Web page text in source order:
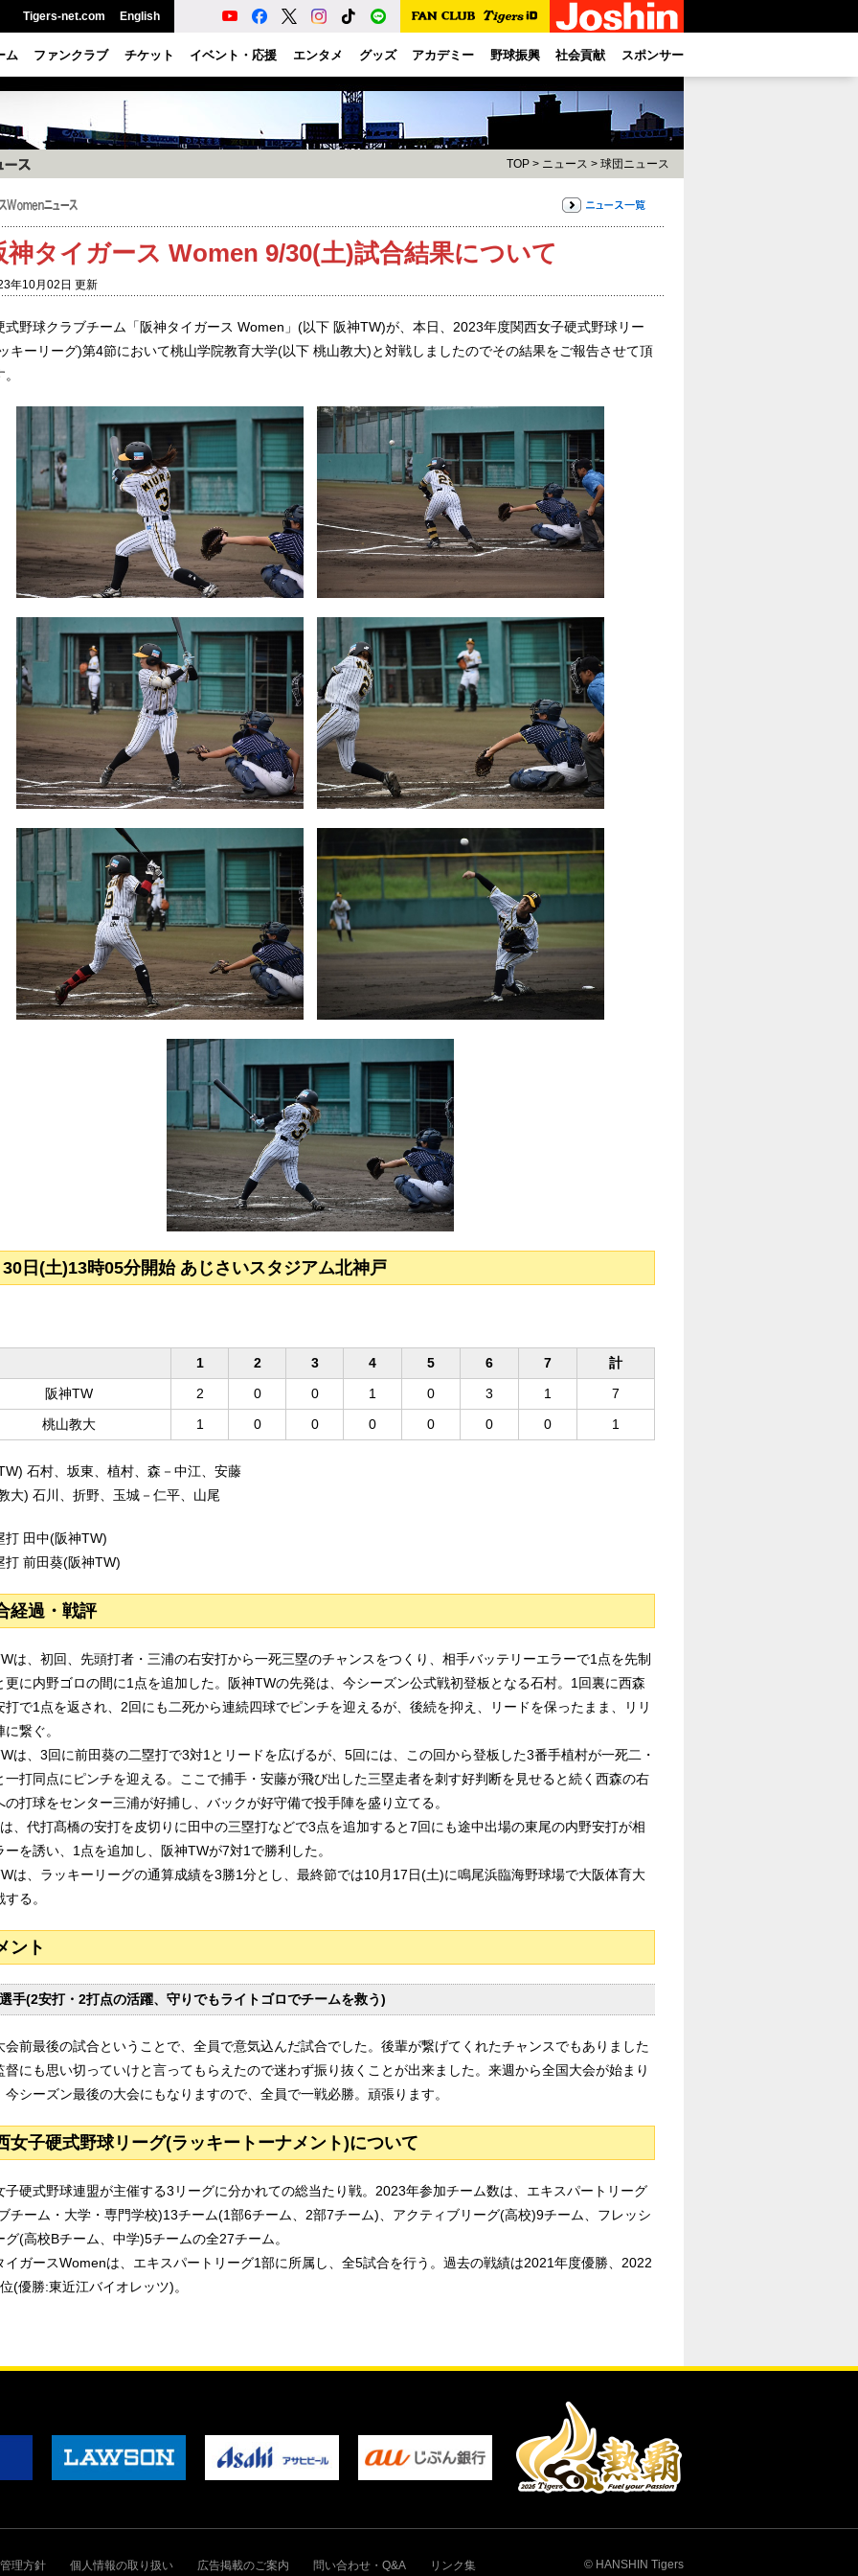
Tigers-net.com English
ム ファンクラブ チケット イベント・応援 エンタメ グッズ アカデミー 野球振興 社会貢献 スポンサー
TOP > ニュース > 球団ニュース
神タイガース Women 9/30(土)試合結果について
年10月02日 更新
式野球クラブチーム「阪神タイガース Women」(以下 阪神TW)が、本日、2023年度関西女子硬式野球リー
キーリーグ)第4節において桃山学院教育大学(以下 桃山教大)と対戦しましたのでその結果をご報告させて頂
日(土)13時05分開始 あじさいスタジアム北神戸
1 2 3 4 5 6 7
計
阪神TW
2 0 0 1 0 3 1
7
桃山教大
1 0 0 0 0 0 0 1
石村、坂東、植村、森－中江、安藤
大) 石川、折野、玉城－仁平、山尾
田中(阪神TW)
前田葵(阪神TW)
経過・戦評
は、初回、先頭打者・三浦の右安打から一死三塁のチャンスをつくり、相手バッテリーエラーで1点を先制
更に内野ゴロの間に1点を追加した。阪神TWの先発は、今シーズン公式戦初登板となる石村。1回裏に西森
打で1点を返され、2回にも二死から連続四球でピンチを迎えるが、後続を抑え、リードを保ったまま、リリ
繋ぐ。
は、3回に前田葵の二塁打で3対1とリードを広げるが、5回には、この回から登板した3番手植村が一死二・
一打同点にピンチを迎える。ここで捕手・安藤が飛び出した三塁走者を刺す好判断を見せると続く西森の右
の打球をセンター三浦が好捕し、バックが好守備で投手陣を盛り立てる。
、代打髙橋の安打を皮切りに田中の三塁打などで3点を追加すると7回にも途中出場の東尾の内野安打が相
ーを誘い、1点を追加し、阪神TWが7対1で勝利した。
は、ラッキーリーグの通算成績を3勝1分とし、最終節では10月17日(土)に鳴尾浜臨海野球場で大阪体育大
る。
ント
手(2安打・2打点の活躍、守りでもライトゴロでチームを救う)
会前最後の試合ということで、全員で意気込んだ試合でした。後輩が繋げてくれたチャンスでもありました
督にも思い切っていけと言ってもらえたので迷わず振り抜くことが出来ました。来週から全国大会が始まり
今シーズン最後の大会にもなりますので、全員で一戦必勝。頑張ります。
女子硬式野球リーグ(ラッキートーナメント)について
子硬式野球連盟が主催する3リーグに分かれての総当たり戦。2023年参加チーム数は、エキスパートリーグ
チーム・大学・専門学校)13チーム(1部6チーム、2部7チーム)、アクティブリーグ(高校)9チーム、フレッシ
グ(高校Bチーム、中学)5チームの全27チーム。
イガースWomenは、エキスパートリーグ1部に所属し、全5試合を行う。過去の戦績は2021年度優勝、2022
(優勝:東近江バイオレッツ)。
理方針 個人情報の取り扱い 広告掲載のご案内 問い合わせ・Q&A リンク集 © HANSHIN Tigers